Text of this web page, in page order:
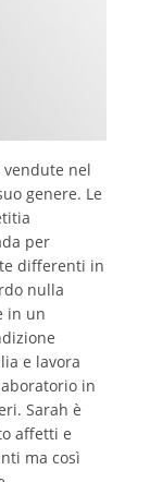
vendute nel
genere. Le
per
differenti in
nulla
in un
e lavora
in
Sarah è
affetti e
ma così